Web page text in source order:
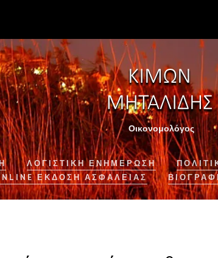
Οικονομολόγος
ΛΟΓΙΣΤΙΚΉ ΕΝΗΜΈΡΩΣΗ
ΈΚΔΟΣΗ ΑΣΦΆΛΕΙΑΣ